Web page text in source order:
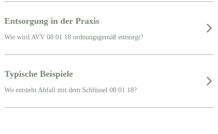
Entsorgung in der Praxis
Wie wird AVV 08 01 18 ordnungsgemäß entsorgt?
Typische Beispiele
Wo entsteht Abfall mit dem Schlüssel 08 01 18?